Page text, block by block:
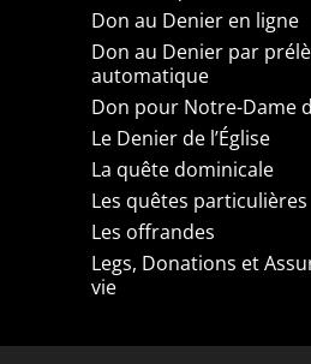
Don au Denier en ligne
Don au Denier par
automatique
Don pour Notre-Dame
Le Denier de l’Église
La quête dominicale
Les quêtes particulières
Les offrandes
Legs, Donations et
vie